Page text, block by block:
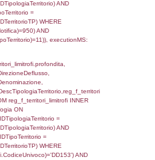
f_territori_limitrofi.Distanza,
FROM
ON
=
=